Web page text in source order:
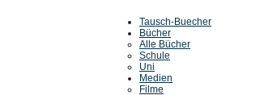
Tausch-Buecher
Bücher
Alle Bücher
Schule
Uni
Medien
Filme